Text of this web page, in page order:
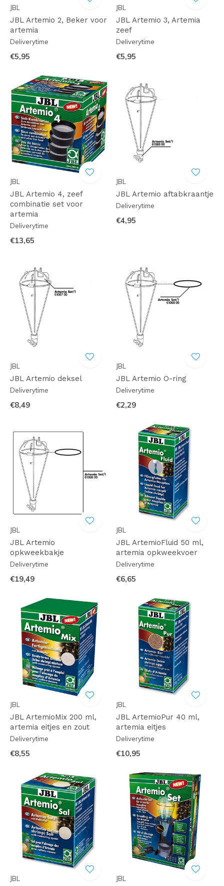
JBL
JBL Artemio 2, Beker voor
artemia
Deliverytime
€5,95
JBL
JBL Artemio 3, Artemia
zeef
Deliverytime
€5,95
JBL
JBL Artemio 4, zeef
combinatie set voor
artemia
Deliverytime
€13,65
JBL
JBL Artemio aftabkraantje
Deliverytime
€4,95
JBL
JBL Artemio deksel
Deliverytime
€8,49
JBL
JBL Artemio O-ring
Deliverytime
€2,29
JBL
JBL Artemio
opkweekbakje
Deliverytime
€19,49
JBL
JBL ArtemioFluid 50 ml,
artemia opkweekvoer
Deliverytime
€6,65
JBL
JBL ArtemioMix 200 ml,
artemia eitjes en zout
Deliverytime
€8,55
JBL
JBL ArtemioPur 40 ml,
artemia eitjes
Deliverytime
€10,95
JBL JBL